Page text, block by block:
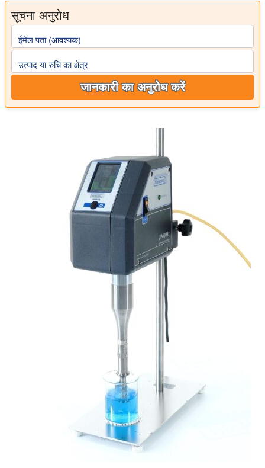
सूचना अनुरोध
ईमेल पता (आवश्यक)
उत्पाद या रुचि का क्षेत्र
जानकारी का अनुरोध करें